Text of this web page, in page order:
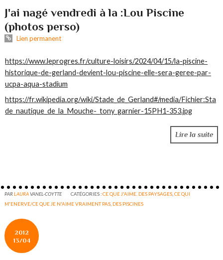
J'ai nagé vendredi à la :Lou Piscine
(photos perso)
Lien permanent
https://www.leprogres.fr/culture-loisirs/2024/04/15/la-piscine-
historique-de-gerland-devient-lou-piscine-elle-sera-geree-par-
ucpa-aqua-stadium
https://fr.wikipedia.org/wiki/Stade_de_Gerland#/media/Fichier:Sta
de_nautique_de_la_Mouche-_tony_garnier-15PH1-353.jpg
Lire la suite
PARLAURAVANEL-COYTTE CATÉGORIES :CE QUE J'AIME. DES PAYSAGES ,CE QUI
M'ENERVE/CE QUE JE N'AIME VRAIMENT PAS DES PISCINES
2012
13/04